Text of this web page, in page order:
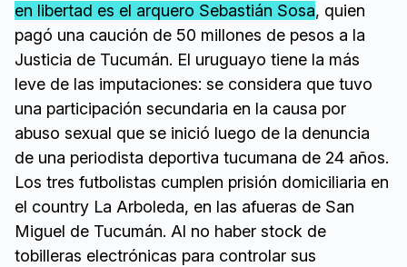
en libertad es el arquero Sebastián Sosa, quien
pagó una caución de 50 millones de pesos a la
Justicia de Tucumán. El uruguayo tiene la más
leve de las imputaciones: se considera que tuvo
una participación secundaria en la causa por
abuso sexual que se inició luego de la denuncia
de una periodista deportiva tucumana de 24 años.
Los tres futbolistas cumplen prisión domiciliaria en
el country La Arboleda, en las afueras de San
Miguel de Tucumán. Al no haber stock de
tobilleras electrónicas para controlar sus